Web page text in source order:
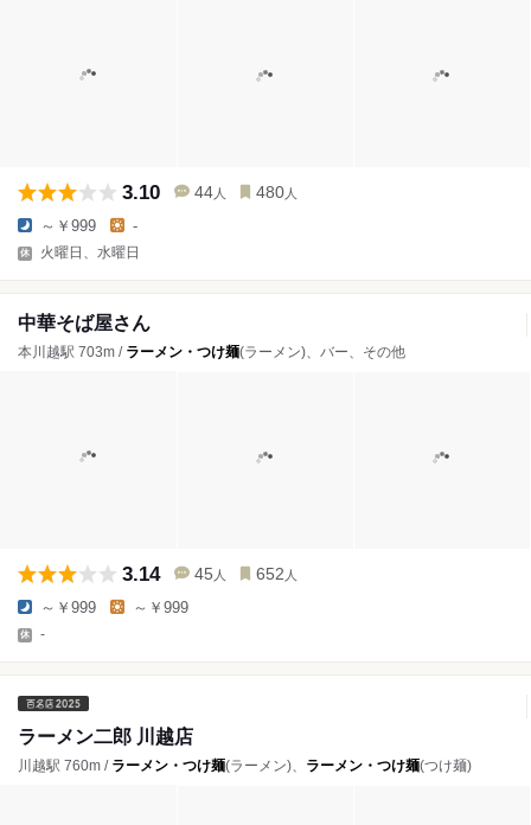
3.10 44 人 480 人
～￥999 -
火曜日、水曜日
中華そば屋さん
本川越駅 703m / ラーメン・つけ麺(ラーメン)、バー、その他
3.14 45 人 652 人
～￥999 ～￥999
-
ラーメン二郎 川越店
川越駅 760m / ラーメン・つけ麺(ラーメン)、 ラーメン・つけ麺(つけ麺)